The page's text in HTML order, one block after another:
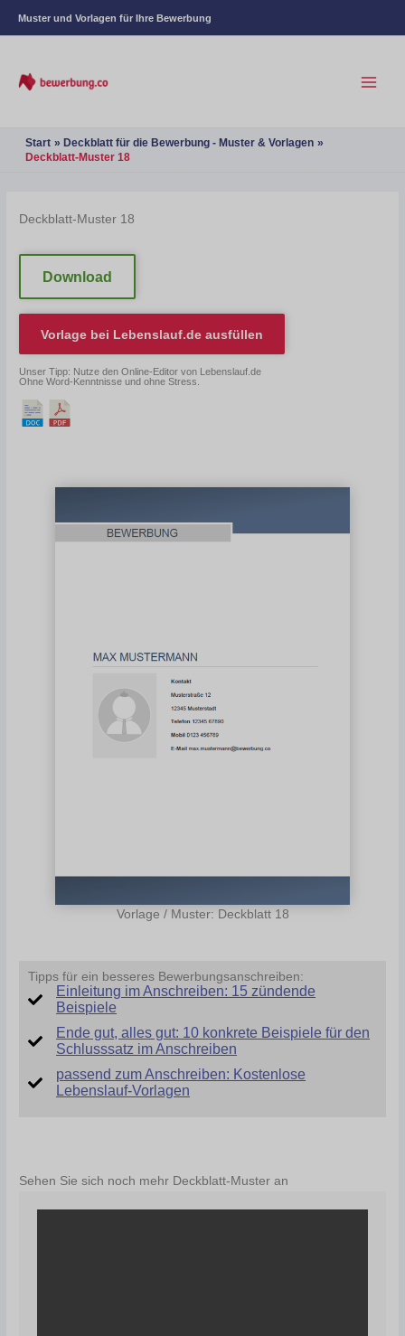
Muster und Vorlagen für Ihre Bewerbung
Start
Deckblatt für die Bewerbung - Muster & Vorlagen
Deckblatt-Muster 18
Deckblatt-Muster 18
Download
Vorlage bei Lebenslauf.de ausfüllen
Unser Tipp: Nutze den Online-Editor von Lebenslauf.de
Ohne Word-Kenntnisse und ohne Stress.
Vorlage / Muster: Deckblatt 18
Tipps für ein besseres Bewerbungsanschreiben:
Einleitung im Anschreiben: 15 zündende
Beispiele
Ende gut, alles gut: 10 konkrete Beispiele für den
Schlusssatz im Anschreiben
passend zum Anschreiben: Kostenlose
Lebenslauf-Vorlagen
Sehen Sie sich noch mehr Deckblatt-Muster an